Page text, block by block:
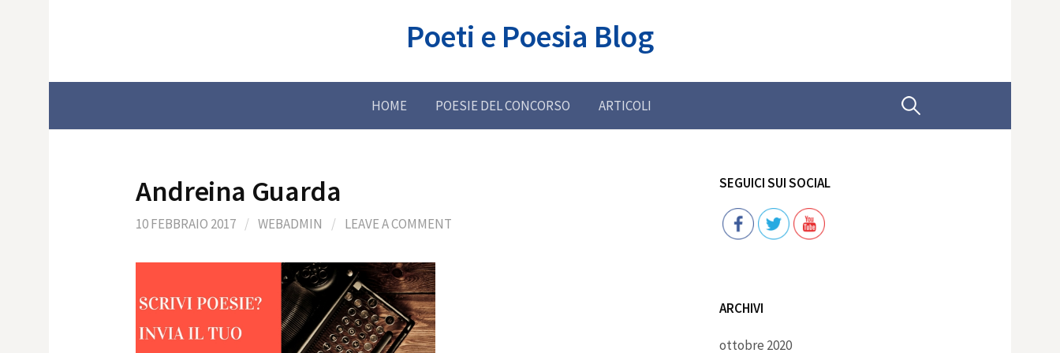
Poeti e Poesia Blog
HOME POESIE DEL CONCORSO ARTICOLI Ricerca
Andreina Guarda
10 FEBBRAIO 2017 / WEBADMIN / LEAVE A COMMENT
SEGUICI SUI SOCIAL
Follow
ARCHIVI
ottobre 2020